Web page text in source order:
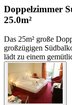
Doppelzimmer
25.0m²
Das 25m² große
großzügigen
lädt zu einem